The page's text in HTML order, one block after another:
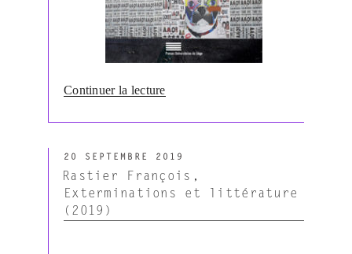
Fabbri
(2019) »
Continuer la lecturede
Sémir,
Maria
Giulia,
Provenzano
PUBLIÉ
LE
20 SEPTEMBRE 2019
Rastier François,
Exterminations et littérature
(2019)